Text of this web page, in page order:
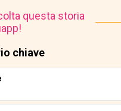
chiave
questa storia